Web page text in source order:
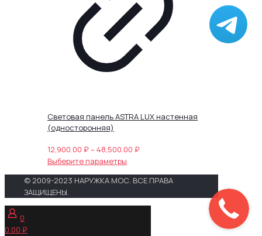
на
странице
товара.
Световая панель ASTRA LUX настенная
(односторонняя)
12,900.00 ₽–48,500.00 ₽Диапазон
12,900.00 ₽
–
48,500.00 ₽
Выберите параметры
товар
имеет
несколько
вариаций.
© 2009-2023 НАРУЖКА МОС. ВСЕ ПРАВА
ЗАЩИЩЕНЫ.
0
0.00 ₽